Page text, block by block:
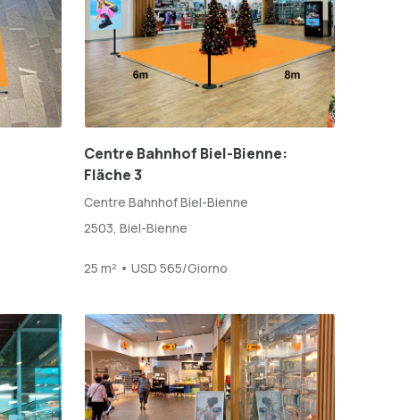
Centre Bahnhof Biel-Bienne:
Fläche 3
Centre Bahnhof Biel-Bienne
2503, Biel-Bienne
25 m² • USD 565/Giorno